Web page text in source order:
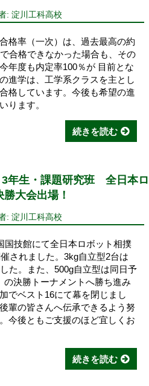
: 淀川工科高校
格率（一次）は、過去最高の約
合格できなかった場合も、その
年度も内定率100％が 目前とな
進学は、工学系クラスを主とし
格しています。今後も希望の進
ります。
続きを読む
3年生・課題研究班 全日本ロ
大会出場！
: 淀川工科高校
国技館にて全日本ロボット相撲
されました。3kg自立型2台は
た。また、500g自立型は同日予
決勝トーナメントへ勝ち進み
でベスト16にて幕を閉じまし
輩の皆さんへ伝承できるよう努
今後ともご支援のほど宜しくお
続きを読む